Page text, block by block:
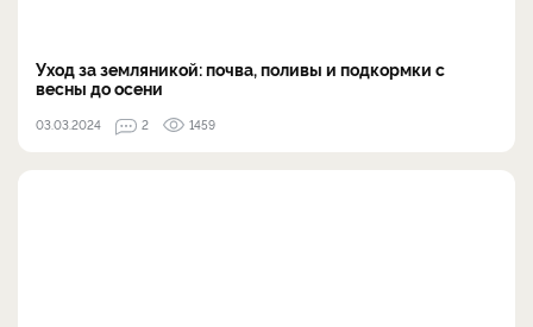
Уход за земляникой: почва, поливы и подкормки с
весны до осени
03.03.2024 2 1459